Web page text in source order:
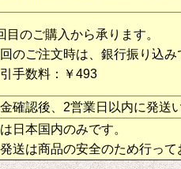
目のご購入から承ります。
回のご注文時は、銀行振り込
引手数料：￥493
確認後、2営業日以内に発送
日本国内のみです。
送は商品の安全のため行って